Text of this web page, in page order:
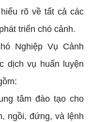
rõ về tất cả các
triển chó cảnh.
Nghiệp Vụ Cảnh
dịch vụ huấn luyện
tâm đào tạo cho
ngồi, đứng, và lệnh